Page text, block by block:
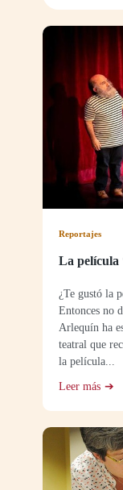
Reportajes
La película
¿Te gustó la
Entonces no
Arlequín ha
teatral que
la película...
Leer más